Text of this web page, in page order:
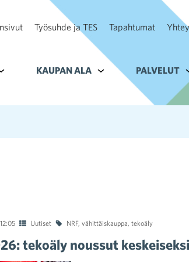
Työsuhde ja TES Tapahtumat
kohteelle Vastuullisuus
KAUPAN ALA Alavalikko kohteelle
PALVELUT
Uutiset NRF, vähittäiskauppa, tekoäly
tekoäly noussut